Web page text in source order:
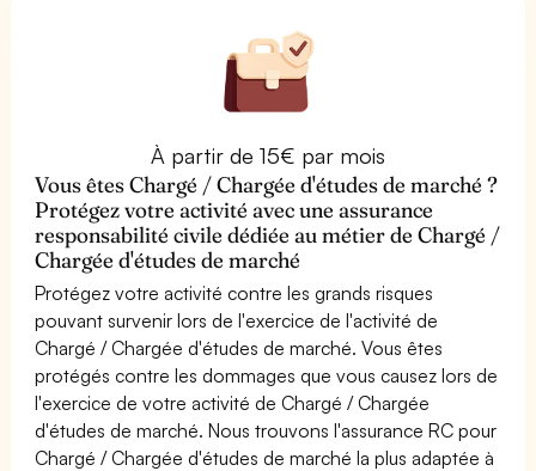
À partir de 15€ par mois
Vous êtes Chargé / Chargée d'études de marché ?
Protégez votre activité avec une assurance
responsabilité civile dédiée au métier de Chargé /
Chargée d'études de marché
Protégez votre activité contre les grands risques
pouvant survenir lors de l'exercice de l'activité de
Chargé / Chargée d'études de marché. Vous êtes
protégés contre les dommages que vous causez lors de
l'exercice de votre activité de Chargé / Chargée
d'études de marché. Nous trouvons l'assurance RC pour
Chargé / Chargée d'études de marché la plus adaptée à